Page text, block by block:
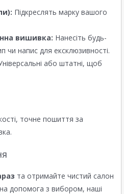
Підкреслять марку вашого
вишивка: Нанесіть будь-
чи напис для ексклюзивності.
або штатні, щоб
точне пошиття за
та отримайте чистий салон
допомога з вибором, наші